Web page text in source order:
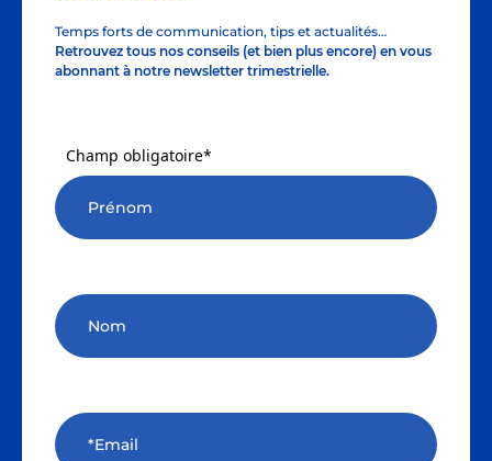
Temps forts de communication, tips et actualités…
Retrouvez tous nos conseils (et bien plus encore) en vous
abonnant à notre newsletter trimestrielle.
Champ obligatoire*